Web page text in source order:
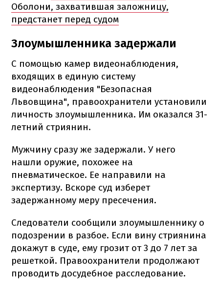
Оболони, захватившая заложницу,
предстанет перед судом
Злоумышленника задержали
С помощью камер видеонаблюдения,
входящих в единую систему
видеонаблюдения "Безопасная
Львовщина", правоохранители установили
личность злоумышленника. Им оказался 31-
летний стриянин.
Мужчину сразу же задержали. У него
нашли оружие, похожее на
пневматическое. Ее направили на
экспертизу. Вскоре суд изберет
задержанному меру пресечения.
Следователи сообщили злоумышленнику о
подозрении в разбое. Если вину стриянина
докажут в суде, ему грозит от 3 до 7 лет за
решеткой. Правоохранители продолжают
проводить досудебное расследование.